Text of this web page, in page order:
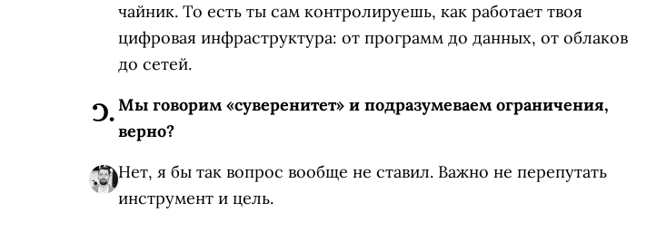
чайник. То есть ты сам контролируешь, как работает твоя
цифровая инфраструктура: от программ до данных, от облаков
до сетей.
Мы говорим «суверенитет» и подразумеваем ограничения,
верно?
Нет, я бы так вопрос вообще не ставил. Важно не перепутать
инструмент и цель.